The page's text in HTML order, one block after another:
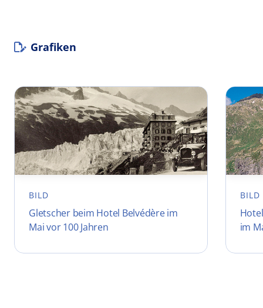
Grafiken
BILD
Gletscher beim Hotel Belvédère im
Mai vor 100 Jahren
BILD
im